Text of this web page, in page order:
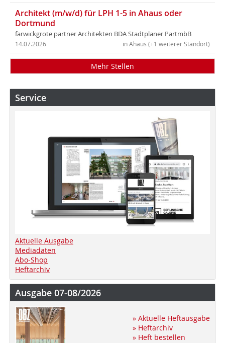
Architekt (m/w/d) für LPH 1-5 in Ahaus oder
Dortmund
farwickgrote partner Architekten BDA Stadtplaner PartmbB
in Ahaus (+1 weiterer Standort)
14.07.2026
Mehr Stellen
Service
Aktuelle Ausgabe
Mediadaten
Abo-Shop
Heftarchiv
Ausgabe 07-08/2026
» Aktuelle Heftausgabe
» Heftarchiv
» Heft bestellen